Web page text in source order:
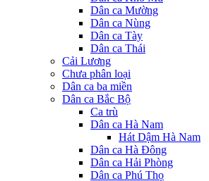
Dân ca Mường
Dân ca Nùng
Dân ca Tày
Dân ca Thái
Cải Lương
Chưa phân loại
Dân ca ba miền
Dân ca Bắc Bộ
Ca trù
Dân ca Hà Nam
Hát Dậm Hà Nam
Dân ca Hà Đông
Dân ca Hải Phòng
Dân ca Phú Thọ